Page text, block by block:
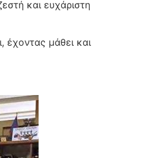
και ευχάριστη
έχοντας μάθει και